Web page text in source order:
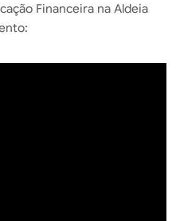
Financeira na Aldeia